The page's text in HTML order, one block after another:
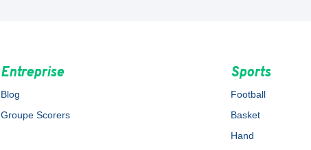
Entreprise
Blog
Groupe Scorers
Sports
Football
Basket
Hand